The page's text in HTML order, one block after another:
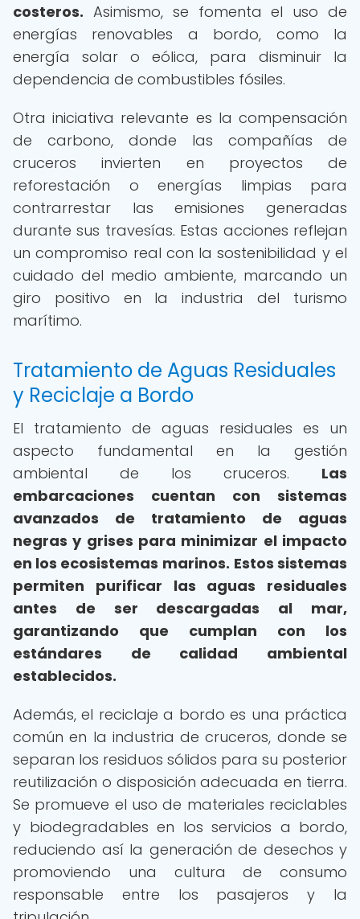
costeros. Asimismo, se fomenta el uso de
energías renovables a bordo, como la
energía solar o eólica, para disminuir la
dependencia de combustibles fósiles.
Otra iniciativa relevante es la compensación
de carbono, donde las compañías de
cruceros invierten en proyectos de
reforestación o energías limpias para
contrarrestar las emisiones generadas
durante sus travesías. Estas acciones reflejan
un compromiso real con la sostenibilidad y el
cuidado del medio ambiente, marcando un
giro positivo en la industria del turismo
marítimo.
Tratamiento de Aguas Residuales
y Reciclaje a Bordo
El tratamiento de aguas residuales es un
aspecto fundamental en la gestión
ambiental de los cruceros. Las
embarcaciones cuentan con sistemas
avanzados de tratamiento de aguas
negras y grises para minimizar el impacto
en los ecosistemas marinos. Estos sistemas
permiten purificar las aguas residuales
antes de ser descargadas al mar,
garantizando que cumplan con los
estándares de calidad ambiental
establecidos.
Además, el reciclaje a bordo es una práctica
común en la industria de cruceros, donde se
separan los residuos sólidos para su posterior
reutilización o disposición adecuada en tierra.
Se promueve el uso de materiales reciclables
y biodegradables en los servicios a bordo,
reduciendo así la generación de desechos y
promoviendo una cultura de consumo
responsable entre los pasajeros y la